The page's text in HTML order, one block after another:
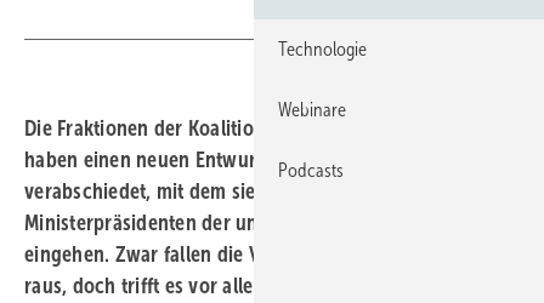
Die Fraktionen der Koalitionsregierung im Bundestag
haben einen neuen Entwurf der EEG-Novelle
verabschiedet, mit dem sie auf die Forderungen der
Ministerpräsidenten der unionsgeführten Bundesländer
eingehen. Zwar fallen die Verordnungsermächtigungen
raus, doch trifft es vor allem die Betreiber kleiner
Technologie
Webinare
Podcasts